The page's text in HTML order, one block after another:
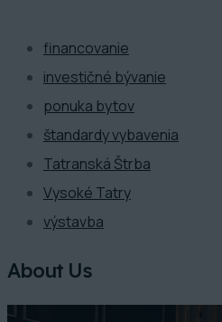
financovanie
investičné bývanie
ponuka bytov
štandardy vybavenia
Tatranská Štrba
Vysoké Tatry
výstavba
About Us